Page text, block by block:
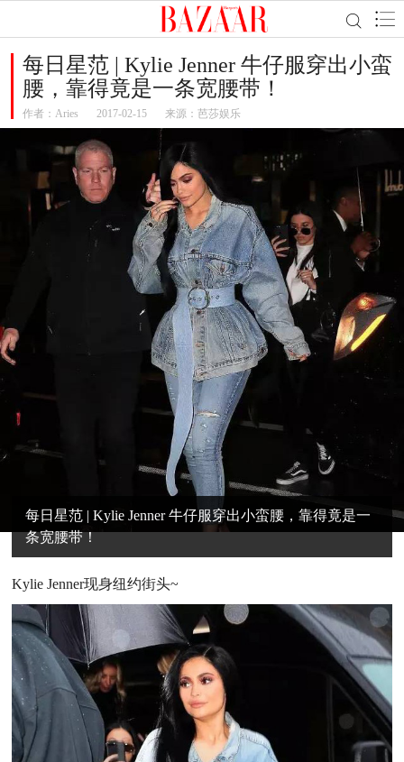
每日星范 | Kylie Jenner 牛仔服穿出小蛮
腰，靠得竟是一条宽腰带！
作者： Aries 2017-02-15 来源：芭莎娱乐
每日星范 | Kylie Jenner 牛仔服穿出小蛮腰，靠得竟是一
条宽腰带！
Kylie Jenner现身纽约街头~